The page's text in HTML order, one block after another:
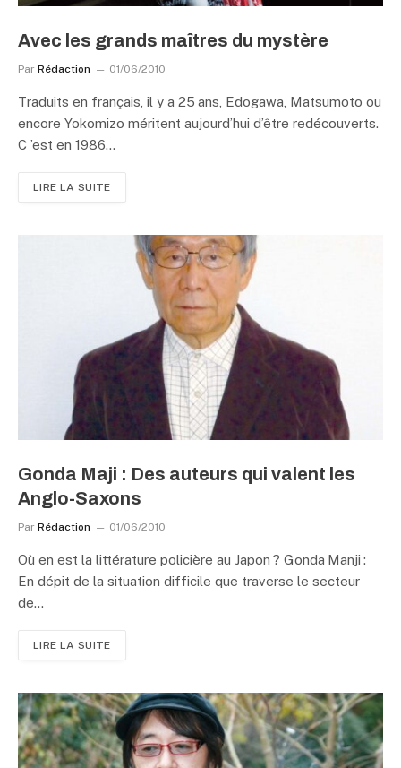
Avec les grands maîtres du mystère
Par Rédaction 01/06/2010
Traduits en français, il y a 25 ans, Edogawa, Matsumoto ou
encore Yokomizo méritent aujourd’hui d’être redécouverts.
C ’est en 1986…
LIRE LA SUITE
Gonda Maji : Des auteurs qui valent les
Anglo-Saxons
Par Rédaction 01/06/2010
Où en est la littérature policière au Japon ? Gonda Manji :
En dépit de la situation difficile que traverse le secteur
de…
LIRE LA SUITE